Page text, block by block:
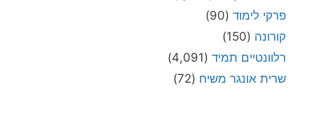
פרקי לימוד (90)
קורונה (150)
רלוונטיים תמיד (4,091)
שרית אונגר משיח (72)